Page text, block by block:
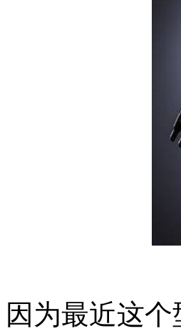
因为最近这